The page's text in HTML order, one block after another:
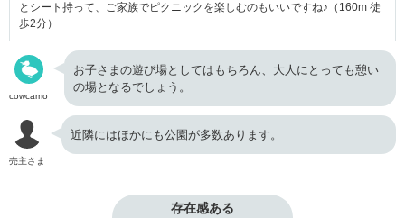
とシート持って、ご家族でピクニックを楽しむのもいいですね♪（160m 徒
歩2分）
cowcamo
お子さまの遊び場としてはもちろん、大人にとっても憩い
の場となるでしょう。
売主さま
近隣にはほかにも公園が多数あります。
存在感ある